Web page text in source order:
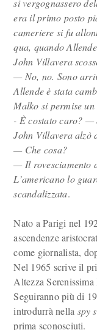
si vergognassero
era il primo posto
cameriere si fu
qua, quando
John Villavera
— No, no. Sono
Allende è stata
Malko si permise
- È costato caro? —
John Villavera alzò
— Che cosa?
— Il rovesciamento
L’americano lo
scandalizzata.
Nato a Parigi nel
ascendenze
come giornalista,
Nel 1965 scrive il
Altezza
Seguiranno più di
introdurrà nella spy
prima sconosciuti.